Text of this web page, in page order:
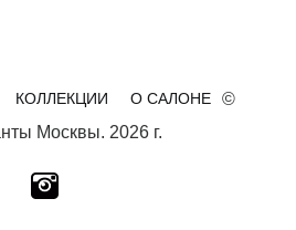
КОЛЛЕКЦИИ
О САЛОНЕ
©
Москвы. 2026 г.